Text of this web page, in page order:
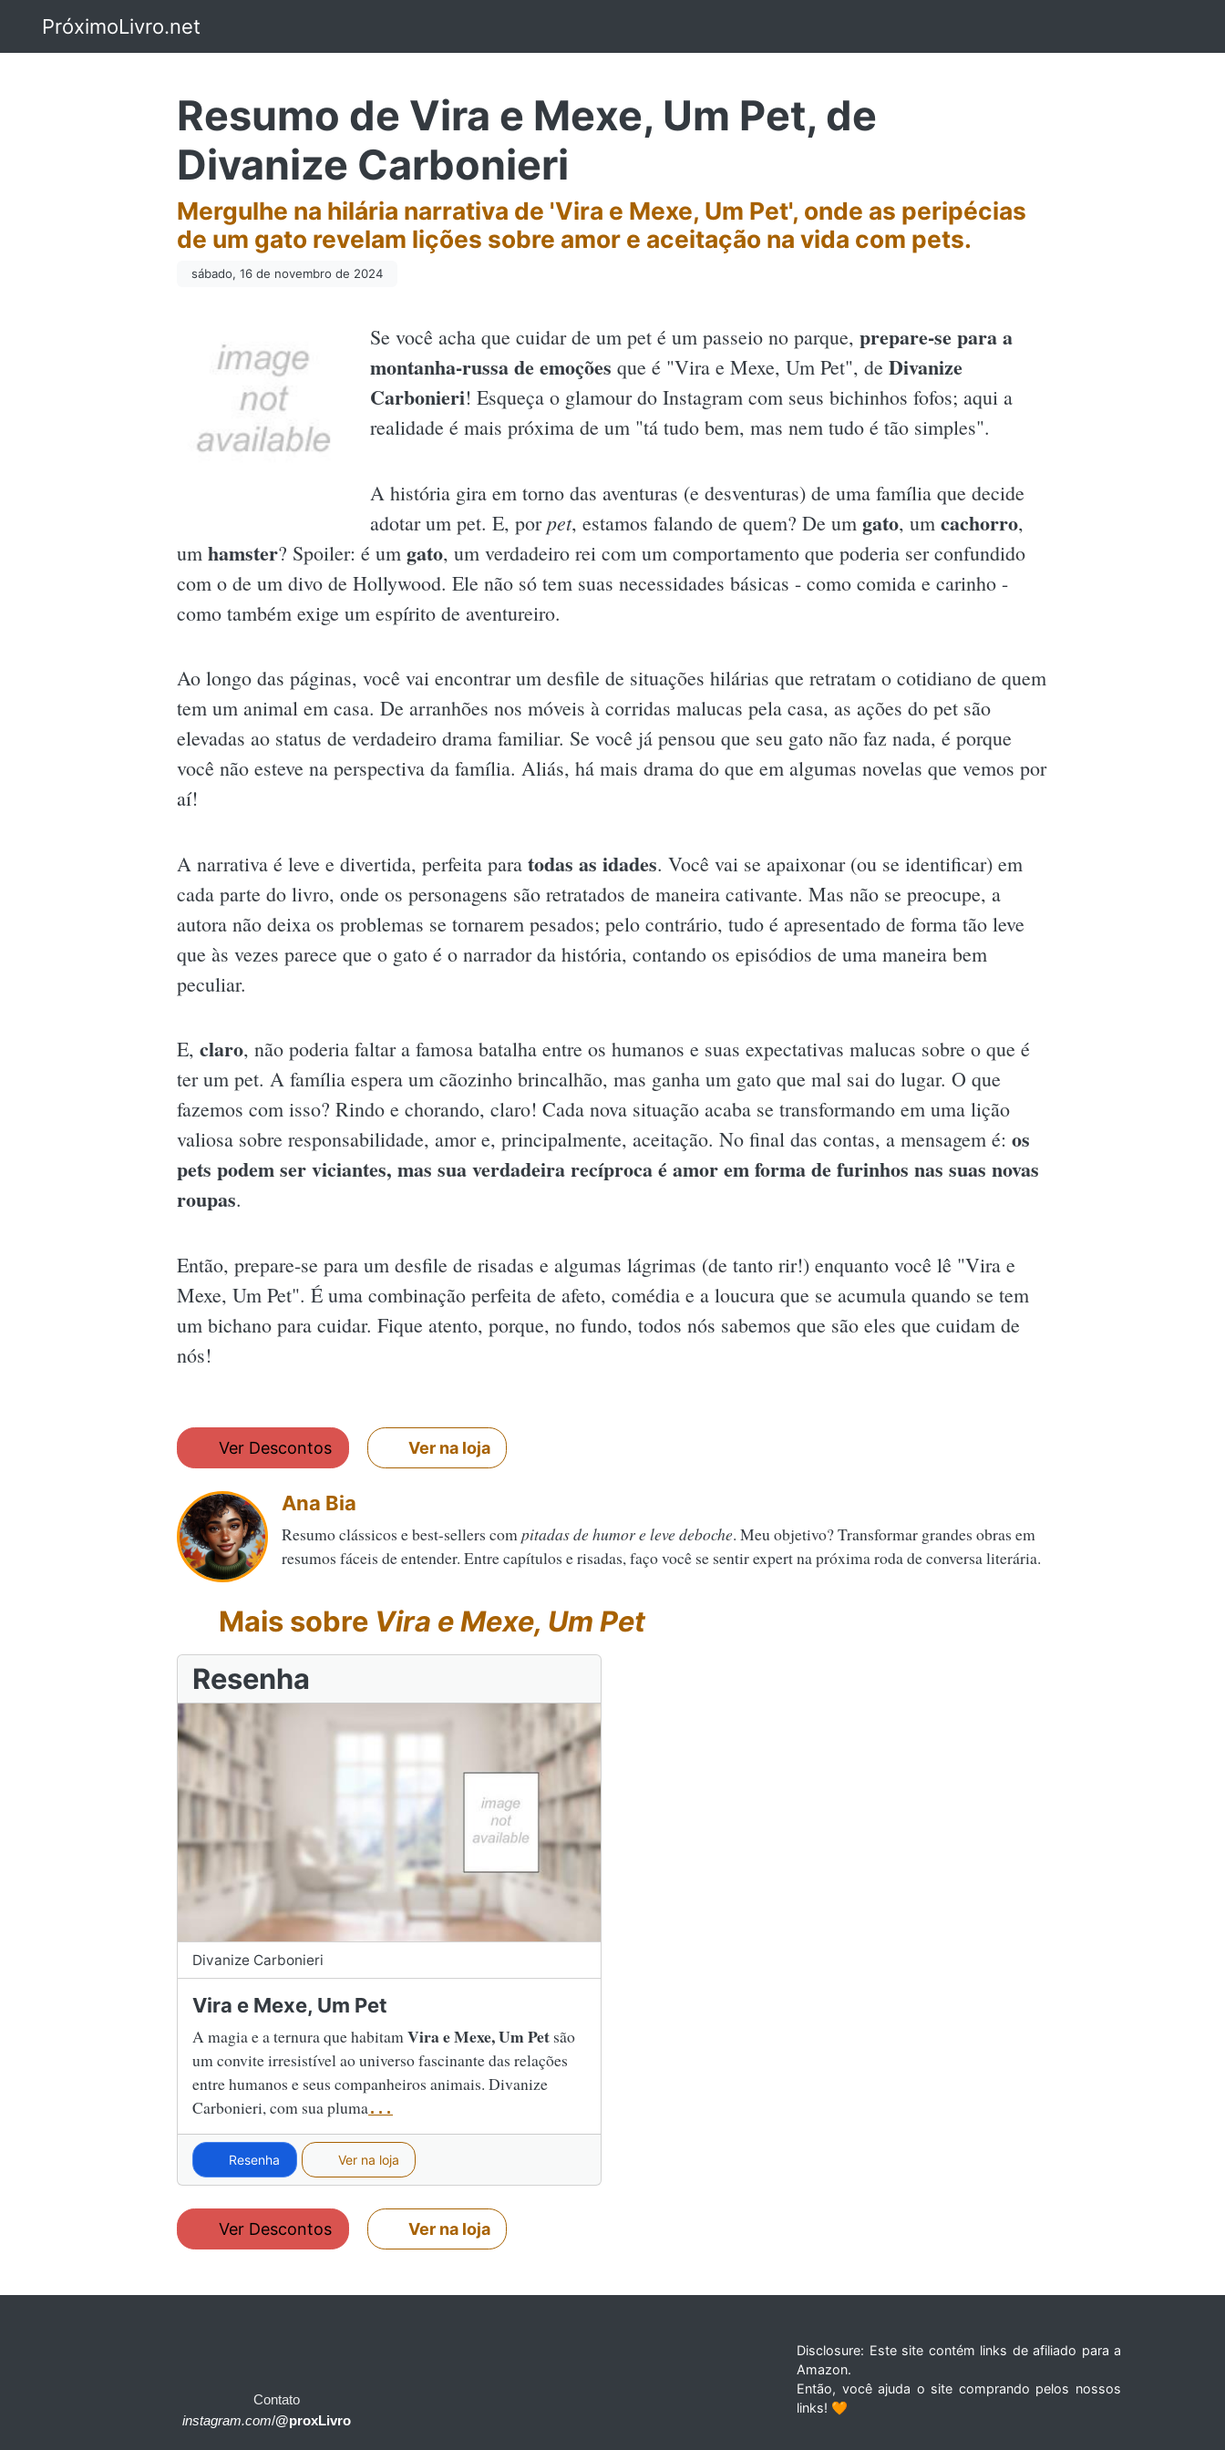
PróximoLivro.net
Resumo de Vira e Mexe, Um Pet, de
Divanize Carbonieri
Mergulhe na hilária narrativa de 'Vira e Mexe, Um Pet', onde as peripécias
de um gato revelam lições sobre amor e aceitação na vida com pets.
sábado, 16 de novembro de 2024
Se você acha que cuidar de um pet é um passeio no parque, prepare-se para a
montanha-russa de emoções que é "Vira e Mexe, Um Pet", de Divanize
Carbonieri! Esqueça o glamour do Instagram com seus bichinhos fofos; aqui a
realidade é mais próxima de um "tá tudo bem, mas nem tudo é tão simples".
A história gira em torno das aventuras (e desventuras) de uma família que decide
adotar um pet. E, por pet, estamos falando de quem? De um gato, um cachorro,
um hamster? Spoiler: é um gato, um verdadeiro rei com um comportamento que poderia ser confundido
com o de um divo de Hollywood. Ele não só tem suas necessidades básicas - como comida e carinho -
como também exige um espírito de aventureiro.
Ao longo das páginas, você vai encontrar um desfile de situações hilárias que retratam o cotidiano de quem
tem um animal em casa. De arranhões nos móveis à corridas malucas pela casa, as ações do pet são
elevadas ao status de verdadeiro drama familiar. Se você já pensou que seu gato não faz nada, é porque
você não esteve na perspectiva da família. Aliás, há mais drama do que em algumas novelas que vemos por
aí!
A narrativa é leve e divertida, perfeita para todas as idades. Você vai se apaixonar (ou se identificar) em
cada parte do livro, onde os personagens são retratados de maneira cativante. Mas não se preocupe, a
autora não deixa os problemas se tornarem pesados; pelo contrário, tudo é apresentado de forma tão leve
que às vezes parece que o gato é o narrador da história, contando os episódios de uma maneira bem
peculiar.
E, claro, não poderia faltar a famosa batalha entre os humanos e suas expectativas malucas sobre o que é
ter um pet. A família espera um cãozinho brincalhão, mas ganha um gato que mal sai do lugar. O que
fazemos com isso? Rindo e chorando, claro! Cada nova situação acaba se transformando em uma lição
valiosa sobre responsabilidade, amor e, principalmente, aceitação. No final das contas, a mensagem é: os
pets podem ser viciantes, mas sua verdadeira recíproca é amor em forma de furinhos nas suas novas
roupas.
Então, prepare-se para um desfile de risadas e algumas lágrimas (de tanto rir!) enquanto você lê "Vira e
Mexe, Um Pet". É uma combinação perfeita de afeto, comédia e a loucura que se acumula quando se tem
um bichano para cuidar. Fique atento, porque, no fundo, todos nós sabemos que são eles que cuidam de
nós!
Ver Descontos Ver na loja
Ana Bia
Resumo clássicos e best-sellers compitadas de humor e leve deboche. Meu objetivo? Transformar grandes obras em
resumos fáceis de entender. Entre capítulos e risadas, faço você se sentir expert na próxima roda de conversa literária.
Mais sobre Vira e Mexe, Um Pet
Resenha
Divanize Carbonieri
Vira e Mexe, Um Pet
A magia e a ternura que habitamVira e Mexe, Um Pet são
um convite irresistível ao universo fascinante das relações
entre humanos e seus companheiros animais. Divanize
Carbonieri, com sua pluma...
Resenha Ver na loja
Ver Descontos Ver na loja
Contato
instagram.com/@proxLivro
Disclosure: Este site contém links de afiliado para a
Amazon.
Então, você ajuda o site comprando pelos nossos
links! 🧡